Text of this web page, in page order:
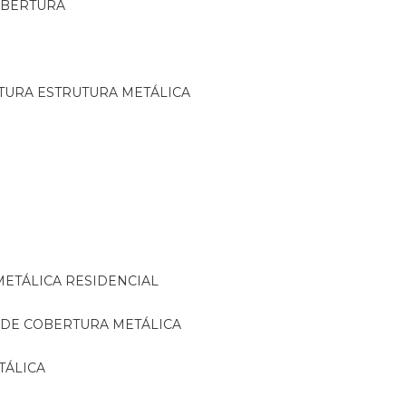
ESTRUTURA METÁLICA
RESIDENCIAL
DE COBERTURA METÁLICA